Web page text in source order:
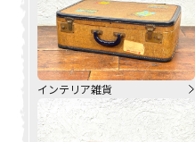
インテリア雑貨